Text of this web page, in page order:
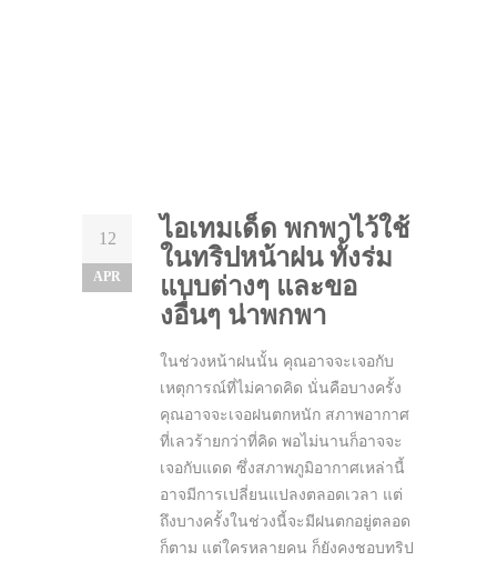
12
APR
ไอเทมเด็ด พกพาไว้ใช้
ในทริปหน้าฝน ทั้งร่ม
แบบต่างๆ และขอ
งอื่นๆ น่าพกพา
ในช่วงหน้าฝนนั้น คุณอาจจะเจอกับ
เหตุการณ์ที่ไม่คาดคิด นั่นคือบางครั้ง
คุณอาจจะเจอฝนตกหนัก สภาพอากาศ
ที่เลวร้ายกว่าที่คิด พอไม่นานก็อาจจะ
เจอกับแดด ซึ่งสภาพภูมิอากาศเหล่านี้
อาจมีการเปลี่ยนแปลงตลอดเวลา แต่
ถึงบางครั้งในช่วงนี้จะมีฝนตกอยู่ตลอด
ก็ตาม แต่ใครหลายคน ก็ยังคงชอบทริป